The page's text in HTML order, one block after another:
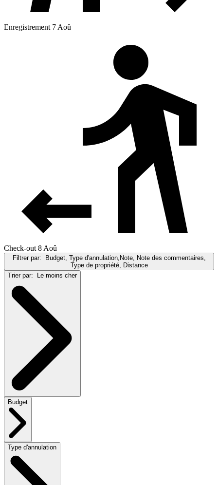
Enregistrement 7 Aoû
Check-out 8 Aoû
Filtrer par: Budget, Type d'annulation,Note, Note des commentaires,
Type de propriété, Distance
Trier par: Le moins cher
Budget
Type d'annulation